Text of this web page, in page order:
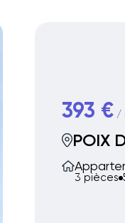
393 €/
POIX
3 pièces